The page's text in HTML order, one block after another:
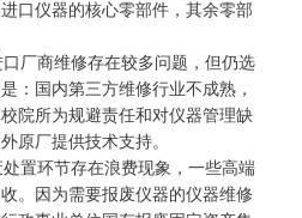
口仪器的核心零部件，其余零部
厂商维修存在较多问题，但仍选
：国内第三方维修行业不成熟，
院所为规避责任和对仪器管理缺
原厂提供技术支持。
置环节存在浪费现象，一些高端
。因为需要报废仪器的仪器维修